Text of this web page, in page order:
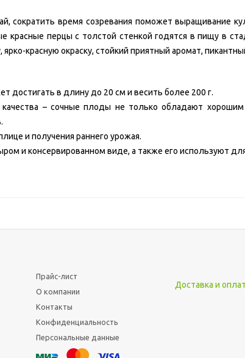
сократить время созревания поможет выращивание
красные перцы с толстой стенкой годятся в пищу в
красную окраску, стойкий приятный аромат,
достигать в длину до 20 см и весить более 200 г.
– сочные плоды не только обладают
и получения раннего урожая.
и консервированном виде, а также его используют
Прайс-лист
О компании
Контакты
Конфиденциальность
Персональные данные
Доставка и